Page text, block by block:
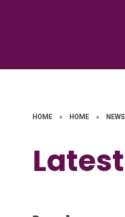
HOME » HOME »